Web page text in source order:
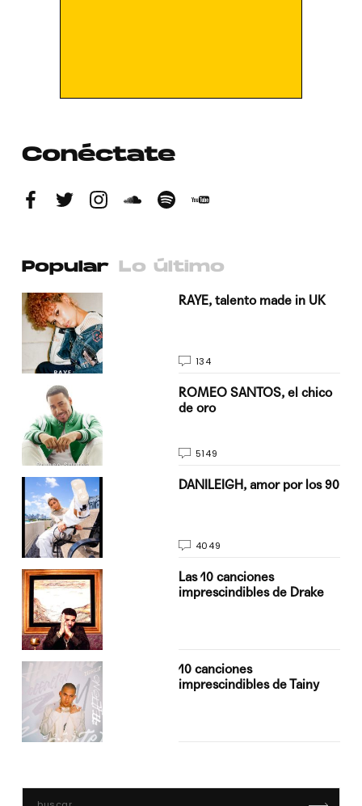
Conéctate
Popular Lo último
RAYE, talento made in UK
134
ROMEO SANTOS, el chico
de oro
5149
DANILEIGH, amor por los 90
4049
Las 10 canciones
imprescindibles de Drake
10 canciones
imprescindibles de Tainy